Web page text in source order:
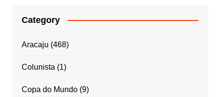
Category
Aracaju (468)
Colunista (1)
Copa do Mundo(9)